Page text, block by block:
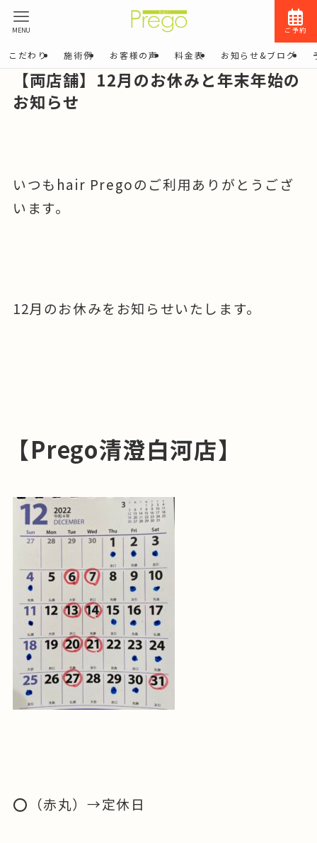
ご予約
MENU
こだわり 施術例 お客様の声 料金表 お知らせ&ブログ
【両店舗】12月のお休みと年末年始の
お知らせ
いつもhair Pregoのご利用ありがとうござ
います。
12月のお休みをお知らせいたします。
【Prego清澄白河店】
⭕️（赤丸）→定休日